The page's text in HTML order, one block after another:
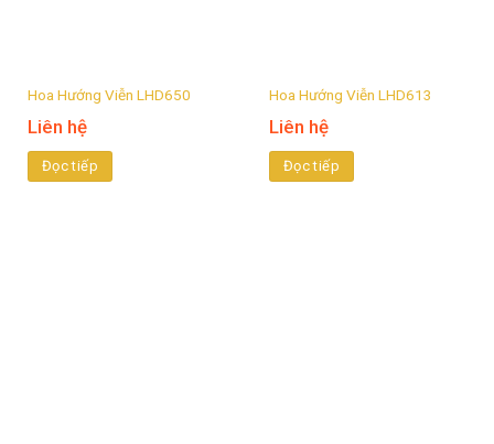
Hoa Hướng Viễn LHD650
Liên hệ
Đọc tiếp
Hoa Hướng Viễn LHD613
Liên hệ
Đọc tiếp